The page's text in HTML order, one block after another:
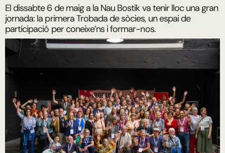
El dissabte 6 de maig a la Nau Bostik va tenir lloc una gran
jornada: la primera Trobada de sòcies, un espai de
participació per coneixe’ns i formar-nos.